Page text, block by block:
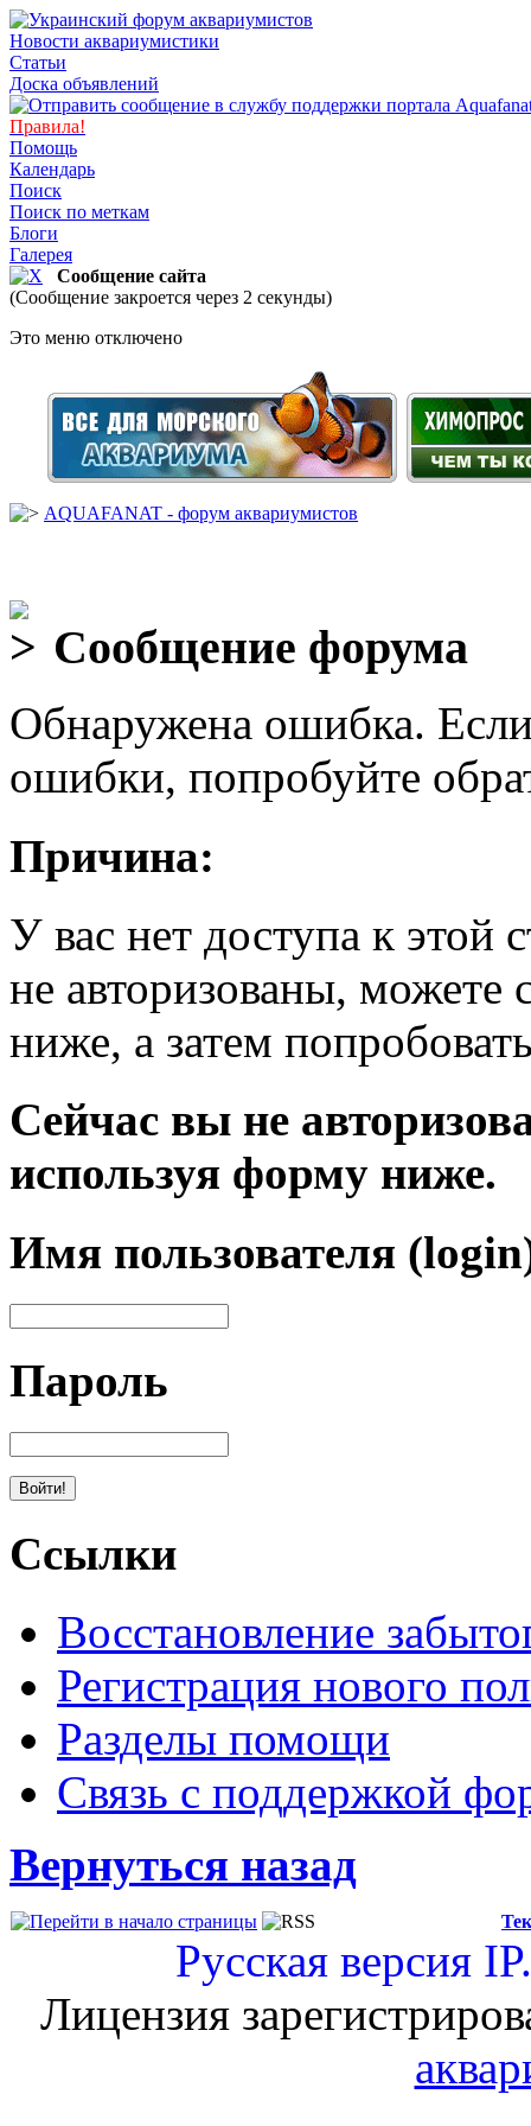
Новости аквариумистики
Статьи
Доска объявлений
Правила!
Помощь
Календарь
Поиск
Поиск по меткам
Блоги
Галерея
Сообщение сайта
(Сообщение закроется через 2 секунды)
Это меню отключено
AQUAFANAT - форум аквариумистов
Сообщение форума
Обнаружена ошибка.
ошибки, попробуйте
Причина:
У вас нет доступа к
не авторизованы, можете
ниже, а затем
Сейчас вы не
используя форму ниже.
Имя пользователя
Пароль
Ссылки
Восстановление
Регистрация нового
Разделы помощи
Связь с поддержкой
Вернуться назад
Русская версия
Лицензия